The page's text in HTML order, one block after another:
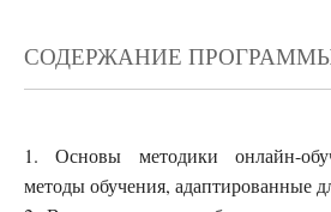
СОДЕРЖАНИЕ
1. Основы методики онлайн-
методы обучения, адаптированные